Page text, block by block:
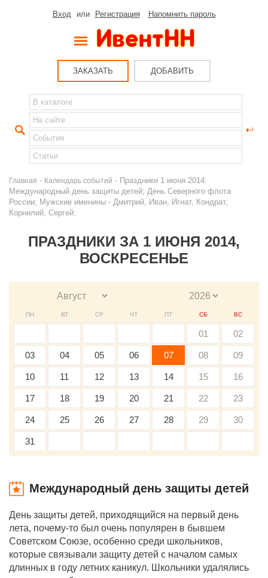
Вход или Регистрация Напомнить пароль
ЗАКАЗАТЬ ДОБАВИТЬ
Главная - Календарь событий - Праздники 1 июня 2014:
Международный день защиты детей; День Северного флота
России; Мужские именины - Дмитрий, Иван, Игнат, Кондрат,
Корнилий, Сергей;
ПРАЗДНИКИ ЗА 1 ИЮНЯ 2014,
ВОСКРЕСЕНЬЕ
ПН ВТ СР ЧТ ПТ СБ ВС
01 02
03 04 05 06 07 08 09
10 11 12 13 14 15 16
17 18 19 20 21 22 23
24 25 26 27 28 29 30
31
Международный день защиты детей
День защиты детей, приходящийся на первый день
лета, почему-то был очень популярен в бывшем
Советском Союзе, особенно среди школьников,
которые связывали защиту детей с началом самых
длинных в году летних каникул. Школьники удалялись